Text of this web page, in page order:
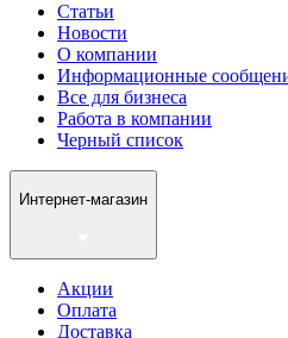
Статьи
Новости
О компании
Информационные
Все для бизнеса
Работа в компании
Черный список
Интернет-магазин
Акции
Оплата
Доставка